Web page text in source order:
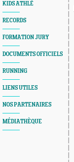
KIDS ATHLÉ
RECORDS
FORMATION JURY
DOCUMENTS OFFICIELS
RUNNING
LIENS UTILES
NOS PARTENAIRES
MÉDIATHÈQUE